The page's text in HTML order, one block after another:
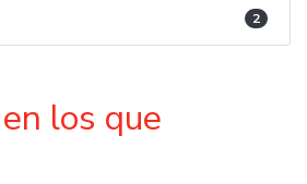
2
los que